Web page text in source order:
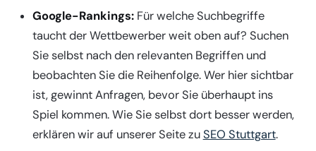
Google-Rankings:Für welche Suchbegriffe
taucht der Wettbewerber weit oben auf? Suchen
Sie selbst nach den relevanten Begriffen und
beobachten Sie die Reihenfolge. Wer hier sichtbar
ist, gewinnt Anfragen, bevor Sie überhaupt ins
Spiel kommen. Wie Sie selbst dort besser werden,
erklären wir auf unserer Seite zuSEO Stuttgart.